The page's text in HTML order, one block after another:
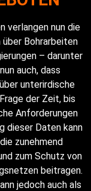
verlangen nun die
Bohrarbeiten
– darunter
auch, dass
unterirdische
der Zeit, bis
Anforderungen
dieser Daten kann
zunehmend
zum Schutz von
beitragen.
jedoch auch als